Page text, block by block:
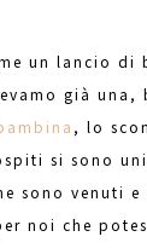
un lancio di
già
, lo
si sono
sono venuti
noi che